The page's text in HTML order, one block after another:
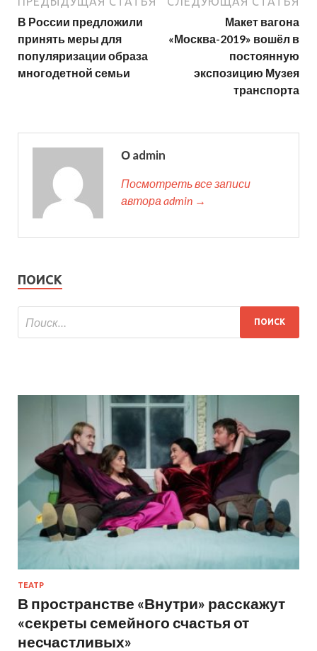
В России предложили
принять меры для
популяризации образа
многодетной семьи
Макет вагона
«Москва-2019» вошёл в
постоянную
экспозицию Музея
транспорта
О admin
Посмотреть все записи
автора admin →
ПОИСК
ТЕАТР
В пространстве «Внутри» расскажут
«секреты семейного счастья от
несчастливых»